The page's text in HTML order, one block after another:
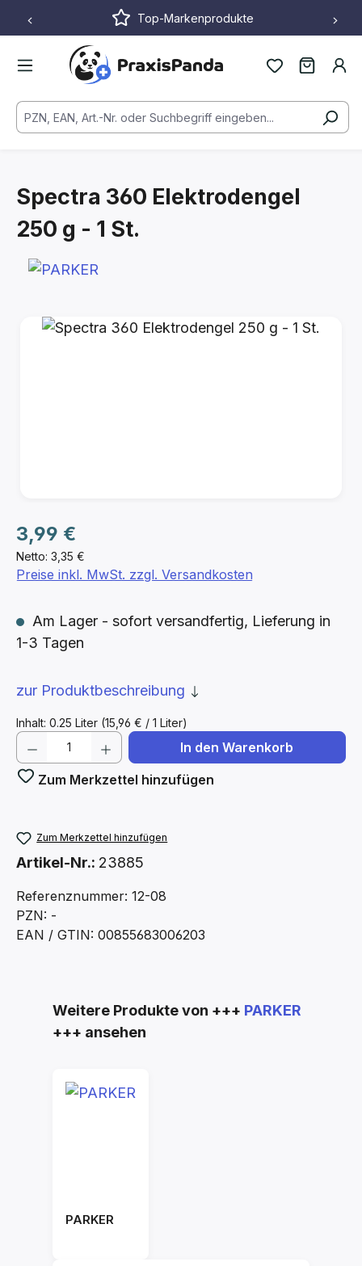
Zum Hauptinhalt springenTop-Markenprodukte
Spectra 360 Elektrodengel
250 g - 1 St.
Bildergalerie überspringen
Netto: 3,35 €
Regulärer Preis:
3,99 €
Inhalt: 0.25 Liter (15,96 € / 1 Liter)
Preise inkl. MwSt. zzgl. Versandkosten
Am Lager - sofort versandfertig, Lieferung in
1-3 Tagen
zur Produktbeschreibung
Produkt Anzahl: Gib den gewünschten
In den Warenkorb
Zum Merkzettel hinzufügen
Zum Merkzettel hinzufügen
Artikel-Nr.: 23885
Referenznummer: 12-08
PZN: -
EAN / GTIN: 00855683006203
Produktgalerie überspringen
Weitere Produkte von +++ PARKER
+++ ansehen
PARKER